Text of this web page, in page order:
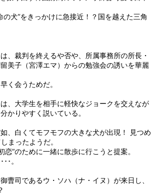
の犬”をきっかけに急接近！？国を越えた三角
、裁判を終えるや否や、所属事務所の所長・
美子（宮澤エマ）からの勉強会の誘いを華麗
く会うためだ。
、大学生を相手に軽快なジョークを交えなが
かりやすく説いている。
、白くてモフモフの大きな犬が出現！ 見つめ
まったようだ。
”のために一緒に散歩に行こうと提案。
･。
曹司であるウ・ソハ（ナ・イヌ）が来日し、